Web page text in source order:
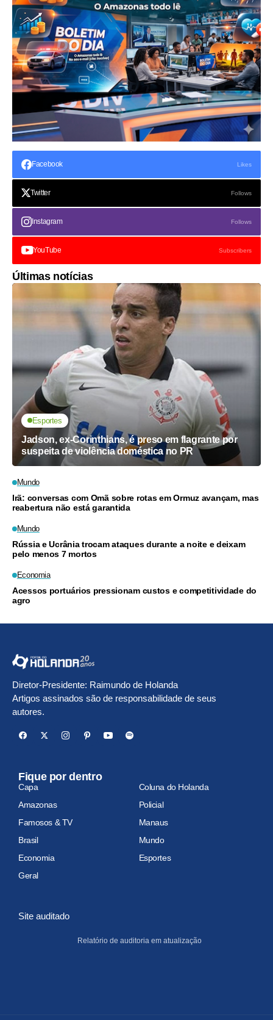
Facebook Likes
Twitter Follows
Instagram Follows
YouTube Subscribers
Últimas notícias
Esportes
Jadson, ex-Corinthians, é preso em flagrante por
suspeita de violência doméstica no PR
Mundo
Irã: conversas com Omã sobre rotas em Ormuz avançam, mas
reabertura não está garantida
Mundo
Rússia e Ucrânia trocam ataques durante a noite e deixam
pelo menos 7 mortos
Economia
Acessos portuários pressionam custos e competitividade do
agro
Diretor-Presidente: Raimundo de Holanda
Artigos assinados são de responsabilidade de seus
autores.
Fique por dentro
Capa
Coluna do Holanda
Amazonas
Policial
Famosos & TV
Manaus
Brasil
Mundo
Economia
Esportes
Geral
Site auditado
Relatório de auditoria em atualização